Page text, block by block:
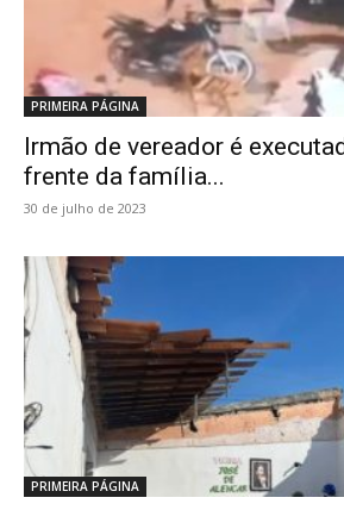
PRIMEIRA PÁGINA
Irmão de vereador é
frente da família...
30 de julho de 2023
PRIMEIRA PÁGINA